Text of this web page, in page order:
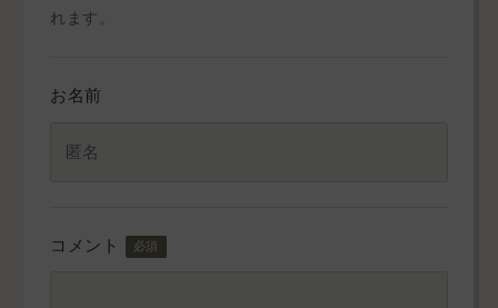
れます。
お名前
コメント 必須